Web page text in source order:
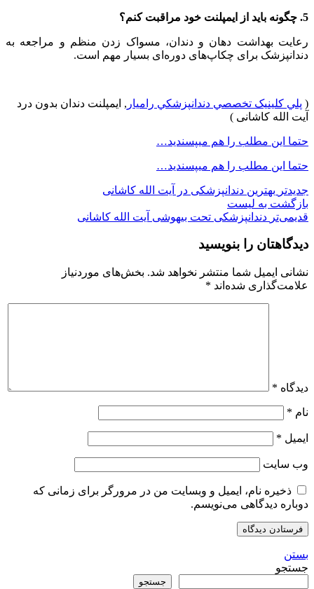
5. چگونه باید از ایمپلنت خود مراقبت کنم؟
رعایت بهداشت دهان و دندان، مسواک زدن منظم و مراجعه به
دندانپزشک برای چکاپ‌های دوره‌ای بسیار مهم است.
( پلي کلينیک تخصصي دندانپزشکي راميار , ایمپلنت دندان بدون درد
آیت الله کاشانی )
حتما این مطلب را هم میپسندید…
حتما این مطلب را هم میپسندید…
جدیدتر بهترین دندانپزشکی در آیت الله کاشانی
بازگشت به لیست
قدیمی‌تر دندانپزشکی تحت بیهوشی آیت الله کاشانی
دیدگاهتان را بنویسید
نشانی ایمیل شما منتشر نخواهد شد. بخش‌های موردنیاز
علامت‌گذاری شده‌اند *
دیدگاه *
نام *
ایمیل *
وب‌ سایت
ذخیره نام، ایمیل و وبسایت من در مرورگر برای زمانی که
دوباره دیدگاهی می‌نویسم.
بستن
جستجو
جستجو